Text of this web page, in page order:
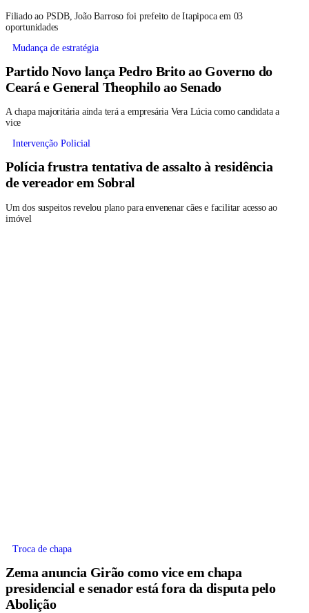
Filiado ao PSDB, João Barroso foi prefeito de Itapipoca em 03
oportunidades
Mudança de estratégia
Partido Novo lança Pedro Brito ao Governo do
Ceará e General Theophilo ao Senado
A chapa majoritária ainda terá a empresária Vera Lúcia como candidata a
vice
Intervenção Policial
Polícia frustra tentativa de assalto à residência
de vereador em Sobral
Um dos suspeitos revelou plano para envenenar cães e facilitar acesso ao
imóvel
Troca de chapa
Zema anuncia Girão como vice em chapa
presidencial e senador está fora da disputa pelo
Abolição